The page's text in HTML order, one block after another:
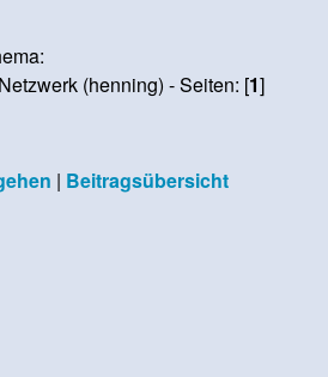
(henning) - Seiten: [1]
| Beitragsübersicht